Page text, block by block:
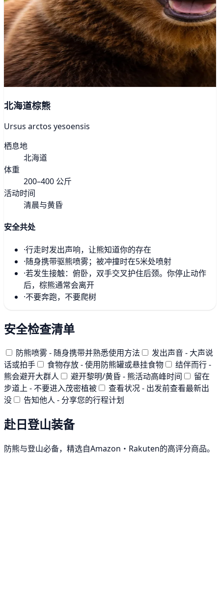
北海道棕熊
Ursus arctos yesoensis
栖息地
北海道
体重
200–400 公斤
活动时间
清晨与黄昏
安全共处
·行走时发出声响，让熊知道你的存在
·随身携带驱熊喷雾；被冲撞时在5米处喷射
·若发生接触：俯卧，双手交叉护住后颈。你停止动作
后，棕熊通常会离开
·不要奔跑，不要爬树
安全检查清单
防熊喷雾 - 随身携带并熟悉使用方法
发出声音 - 大声说
话或拍手
食物存放 - 使用防熊罐或悬挂食物
结伴而行 -
熊会避开大群人
避开黎明/黄昏 - 熊活动高峰时间
留在
步道上 - 不要进入茂密植被
查看状况 - 出发前查看最新出
没
告知他人 - 分享您的行程计划
赴日登山装备
防熊与登山必备，精选自Amazon・Rakuten的高评分商品。